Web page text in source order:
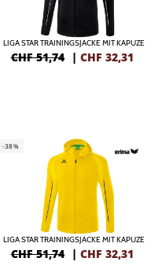
LIGA STAR TRAININGSJACKE MIT KAPUZE
CHF 51,74 | CHF 32,31
-38%
LIGA STAR TRAININGSJACKE MIT KAPUZE
CHF 51,74 | CHF 32,31